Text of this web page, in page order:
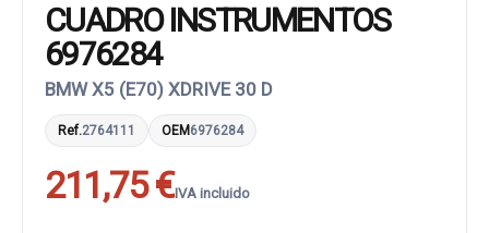
CUADRO INSTRUMENTOS
6976284
BMW X5 (E70) XDRIVE 30 D
Ref.2764111 OEM6976284
211,75 €IVA incluido